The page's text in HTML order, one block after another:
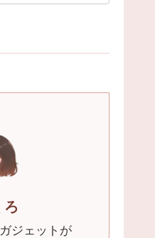
ろ
ジェットが